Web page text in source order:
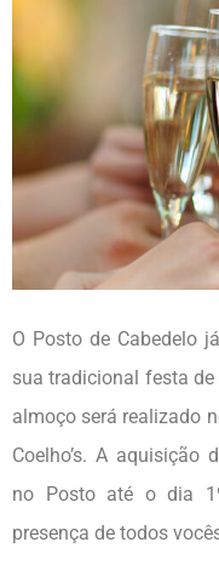
O Posto de Cabedelo
sua tradicional festa
almoço será realizado
Coelho’s. A aquisição
no Posto até o dia
presença de todos